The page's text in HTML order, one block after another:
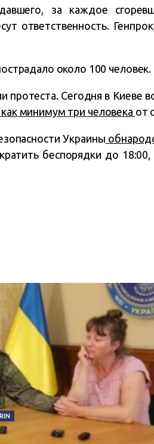
за каждое
ответственность.
около 100 человек.
протеста. Сегодня в Киеве
минимум три человека от
Украины
беспорядки до 18:00,